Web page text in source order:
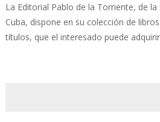
La Editorial Pablo de la Torriente, de
Cuba, dispone en su colección de
títulos, que el interesado puede